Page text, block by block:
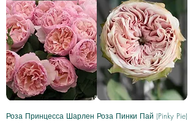
Роза Принцесса Шарлен Роза Пинки Пай (Pinky Pie)